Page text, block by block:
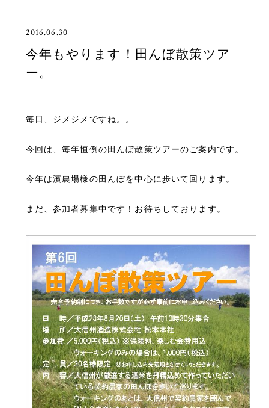
2016.06.30
今年もやります！田んぼ散策ツア
ー。
毎日、ジメジメですね。。
今回は、毎年恒例の田んぼ散策ツアーのご案内です。
今年は濱農場様の田んぼを中心に歩いて回ります。
まだ、参加者募集中です！お待ちしております。